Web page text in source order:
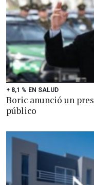
+ 8,1 % EN SALUD
Boric anunció un
público